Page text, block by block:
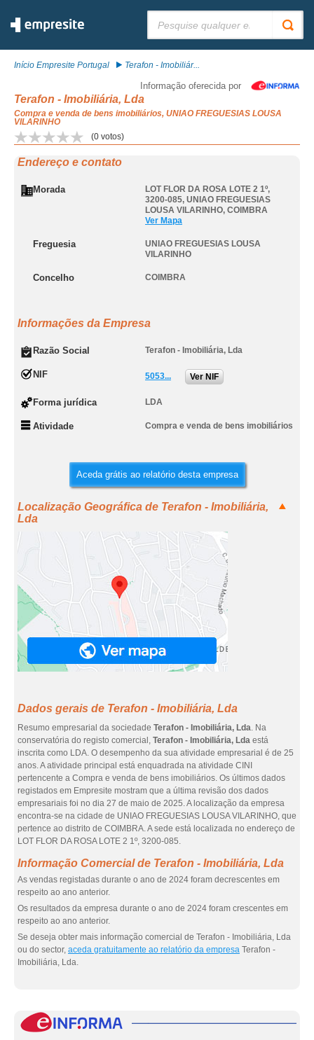
Início Empresite Portugal Terafon - Imobiliár...
Informação oferecida por
Terafon - Imobiliária, Lda
Compra e venda de bens imobiliários, UNIAO FREGUESIAS LOUSA
VILARINHO
(0 votos)
Endereço e contato
Morada
LOT FLOR DA ROSA LOTE 2 1º,
3200-085, UNIAO FREGUESIAS
LOUSA VILARINHO, COIMBRA
Ver Mapa
Freguesia
UNIAO FREGUESIAS LOUSA
VILARINHO
Concelho COIMBRA
Informações da Empresa
Razão Social Terafon - Imobiliária, Lda
NIF 5053... Ver NIF
Forma jurídica LDA
Atividade Compra e venda de bens imobiliários
Aceda grátis ao relatório desta empresa
Localização Geográfica de Terafon - Imobiliária,
Lda
Dados gerais de Terafon - Imobiliária, Lda
Resumo empresarial da sociedade Terafon - Imobiliária, Lda. Na
conservatória do registo comercial, Terafon - Imobiliária, Lda está
inscrita como LDA. O desempenho da sua atividade empresarial é de 25
anos. A atividade principal está enquadrada na atividade CINI
pertencente a Compra e venda de bens imobiliários. Os últimos dados
registados em Empresite mostram que a última revisão dos dados
empresariais foi no dia 27 de maio de 2025. A localização da empresa
encontra-se na cidade de UNIAO FREGUESIAS LOUSA VILARINHO, que
pertence ao distrito de COIMBRA. A sede está localizada no endereço de
LOT FLOR DA ROSA LOTE 2 1º, 3200-085.
Informação Comercial de Terafon - Imobiliária, Lda
As vendas registadas durante o ano de 2024 foram decrescentes em
respeito ao ano anterior.
Os resultados da empresa durante o ano de 2024 foram crescentes em
respeito ao ano anterior.
Se deseja obter mais informação comercial de Terafon - Imobiliária, Lda
ou do sector, aceda gratuitamente ao relatório da empresa Terafon -
Imobiliária, Lda.